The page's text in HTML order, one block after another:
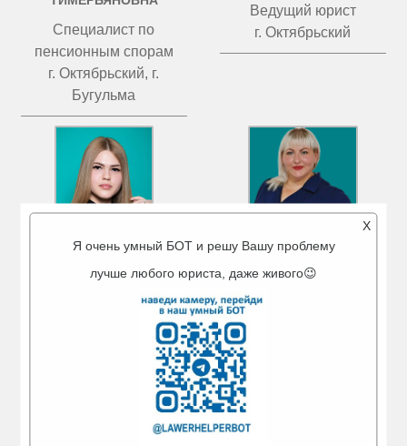
Специалист по
пенсионным спорам
г. Октябрьский, г.
Бугульма
Ведущий юрист
г. Октябрьский
МИГРАНОВА
АЙГУЛЬ АМИРОВНА
Ведущий юрист
ЧИСТОВА
ТАТЬЯНА ВАЛЕРЬЕВНА
X
Я очень умный БОТ и решу Вашу проблему
лучше любого юриста, даже живого😉